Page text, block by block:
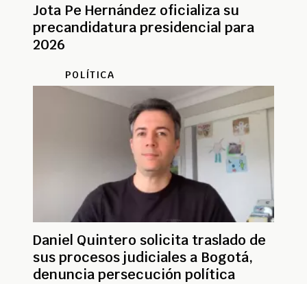
Jota Pe Hernández oficializa su
precandidatura presidencial para
2026
POLÍTICA
Daniel Quintero solicita traslado de
sus procesos judiciales a Bogotá,
denuncia persecución política